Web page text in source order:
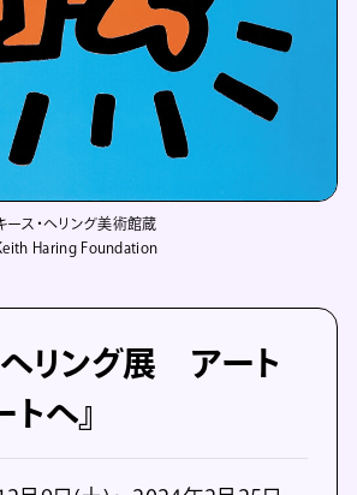
ース・ヘリング美術館蔵
Haring Foundation
ヘリング展 アート
トへ』